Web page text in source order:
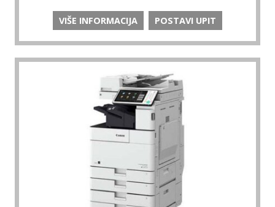
VIŠE INFORMACIJA POSTAVI UPIT